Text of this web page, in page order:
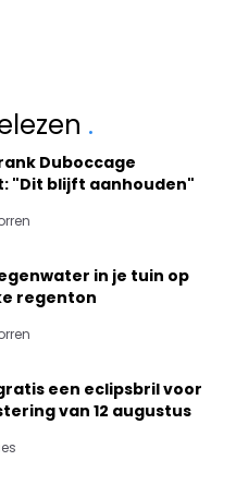
.
Duboccage
"Dit blijft aanhouden"
in je tuin op
regenton
een eclipsbril voor
van 12 augustus